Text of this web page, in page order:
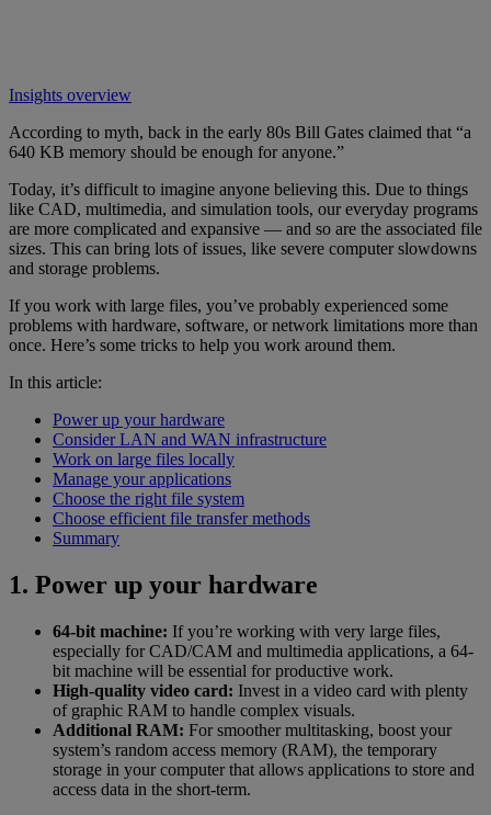
Insights overview
According to myth, back in the early 80s Bill Gates claimed that “a
640 KB memory should be enough for anyone.”
Today, it’s difficult to imagine anyone believing this. Due to things
like CAD, multimedia, and simulation tools, our everyday programs
are more complicated and expansive — and so are the associated file
sizes. This can bring lots of issues, like severe computer slowdowns
and storage problems.
If you work with large files, you’ve probably experienced some
problems with hardware, software, or network limitations more than
once. Here’s some tricks to help you work around them.
In this article:
Power up your hardware
Consider LAN and WAN infrastructure
Work on large files locally
Manage your applications
Choose the right file system
Choose efficient file transfer methods
Summary
1. Power up your hardware
64-bit machine: If you’re working with very large files,
especially for CAD/CAM and multimedia applications, a 64-
bit machine will be essential for productive work.
High-quality video card: Invest in a video card with plenty
of graphic RAM to handle complex visuals.
Additional RAM: For smoother multitasking, boost your
system’s random access memory (RAM), the temporary
storage in your computer that allows applications to store and
access data in the short-term.